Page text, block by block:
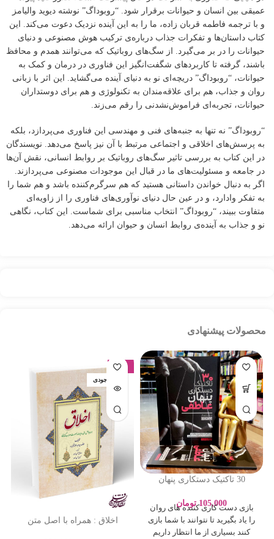
عمیقی بین انسان و حیوانات برقرار شود. “روبوداگ” نوشته دیوید والیامز
و با ترجمه فاطمه قربان زاده، ما را به این آینده نزدیک دعوت می‌کند. این
کتاب داستان‌ها و تفکرات جذاب درباره‌ی ترکیب هوش مصنوعی و دنیای
حیوانات را در بر می‌گیرد. از سگ‌های روباتیک که می‌توانند همدم و محافظ
باشند، گرفته تا کاربردهای شگفت‌انگیز این فناوری در درمان و کمک به
حیوانات، “روبوداگ” دریچه‌ای نو به دنیای آینده می‌گشاید. این اثر با زبانی
روان و جذاب، هم برای علاقه‌مندان به تکنولوژی و هم برای دوستداران
حیوانات، تجربه‌ای فراموش‌نشدنی را رقم می‌زند.
“روبوداگ” نه تنها به جنبه‌های فنی و مهندسی این فناوری می‌پردازد، بلکه
به پرسش‌های اخلاقی و اجتماعی مرتبط با آن نیز پاسخ می‌دهد. نویسندگان
در این کتاب به بررسی تاثیر سگ‌های روباتیک بر روابط انسانی، نقش آن‌ها
در جامعه و مسئولیت‌های ما در قبال این موجودات مصنوعی می‌پردازند.
اگر به دنبال خواندن داستانی هستید که هم سرگرم‌کننده باشد و هم شما را
به تفکر وادارد، و در عین حال دنیای نوآوری‌های فناوری را از زاویه‌ای
متفاوت ببیند، “روبوداگ” انتخاب مناسبی برای شماست. این کتاب، نگاهی
نو و جذاب به آینده‌ی روابط انسان و حیوان ارائه می‌دهد.
محصولات پیشنهادی
30 تاکتیک دستکاری پنهان
پورباقر – نشر یوشیتا
105,000 تومان
بازی دست کاری کننده های روان
را یاد بگیرید تا نتوانند با شما بازی
کنند بسیاری از ما انتظار داریم
-17%
اتمام موجودی
اخلاق : همراه با اصل متن